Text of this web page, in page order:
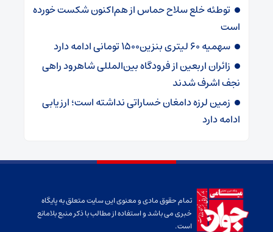
توطئه خلع سلاح حماس از هم‌اکنون شکست خورده
است
سهمیه ۶۰ لیتری بنزین۱۵۰۰ تومانی ادامه دارد
زائران اربعین از فرودگاه بین‌المللی شاهرود راهی
نجف اشرف شدند
زمین لرزه دامغان خساراتی نداشته است؛ ارزیابی
ادامه دارد
تمام حقوق مادی و معنوی این سایت متعلق به پایگاه
خبری می باشد و استفاده از مطالب با ذکر منبع بلامانع
است.